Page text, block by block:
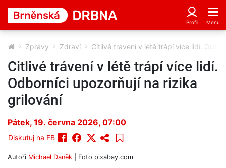
Zprávy Zdraví Citlivé trávení v létě trápí více lidí.
Citlivé trávení v létě trápí více lidí.
Odborníci upozorňují na rizika
grilování
Pátek, 19. června 2026, 07:00
Diskutuj na FB
Autoři Michael Daněk | Foto pixabay.com